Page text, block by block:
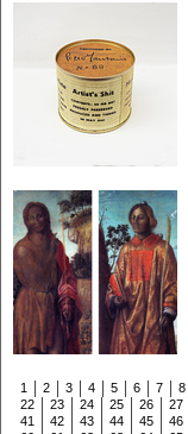
1 2 3 4 5 6 7 8
22
23 24 25 26 27
41
42 43 44 45 46